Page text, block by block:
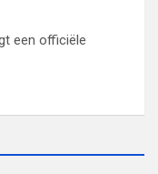
een officiële